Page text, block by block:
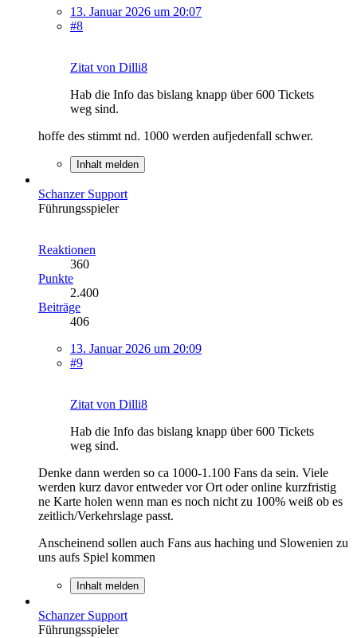
13. Januar 2026 um 20:07
#8
Zitat von Dilli8
Hab die Info das bislang knapp über 600 Tickets
weg sind.
hoffe des stimmt nd. 1000 werden aufjedenfall schwer.
Inhalt melden
Schanzer Support
Führungsspieler
Reaktionen
360
Punkte
2.400
Beiträge
406
13. Januar 2026 um 20:09
#9
Zitat von Dilli8
Hab die Info das bislang knapp über 600 Tickets
weg sind.
Denke dann werden so ca 1000-1.100 Fans da sein. Viele
werden kurz davor entweder vor Ort oder online kurzfristig
ne Karte holen wenn man es noch nicht zu 100% weiß ob es
zeitlich/Verkehrslage passt.
Anscheinend sollen auch Fans aus haching und Slowenien zu
uns aufs Spiel kommen
Inhalt melden
Schanzer Support
Führungsspieler